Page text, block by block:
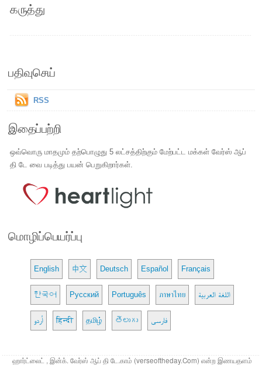
கருத்து
பதிவுசெய்
RSS
இதைப்பற்றி
ஒவ்வொரு மாதமும் தற்பொழுது 5 லட்சத்திற்கும் மேற்பட்ட மக்கள் வேர்ஸ் ஆப்
தி டே வை படித்து பயன் பெறுகிறார்கள்.
மொழிப்பெயர்ப்பு
English 中文 Deutsch Español Français
한국어 Русский Português ภาษาไทย اللغة العربية
اُردو हिन्दी தமிழ் తెలుగు فارسی
ஹார்ட்லைட் , இன்க். வேர்ஸ் ஆப் தி டே.காம் (verseoftheday.Com) என்ற இணயதளம்